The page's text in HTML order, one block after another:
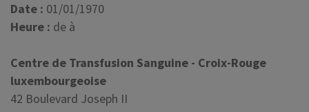
Date : 01/01/1970
Heure : de à
Centre de Transfusion Sanguine - Croix-Rouge
luxembourgeoise
42 Boulevard Joseph II